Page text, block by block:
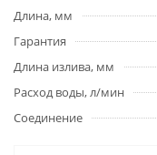
Длина, мм
Гарантия
Длина излива, мм
Расход воды, л/мин
Соединение